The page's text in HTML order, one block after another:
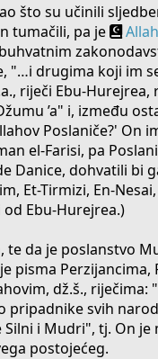
što su učinili
tumačili, pa je
Allah
"…i drugima koji im
riječi Ebu-Hurejrea,
’a" i, između
Poslaniče?' On
el-Farisi, pa
Danice, dohvatili bi
Et-Tirmizi, En-
Ebu-Hurejrea.)
te da je poslanstvo
pisma Perzijancima,
dž.š., riječima:
pripadnike svih
i Mudri", tj. On je
postojećeg.